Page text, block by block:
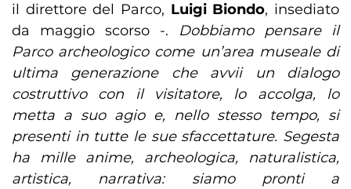
il direttore del Parco, Luigi Biondo, insediato
da maggio scorso -. Dobbiamo pensare il
Parco archeologico come un’area museale di
ultima generazione che avvii un dialogo
costruttivo con il visitatore, lo accolga, lo
metta a suo agio e, nello stesso tempo, si
presenti in tutte le sue sfaccettature. Segesta
ha mille anime, archeologica, naturalistica,
artistica, narrativa: siamo pronti a